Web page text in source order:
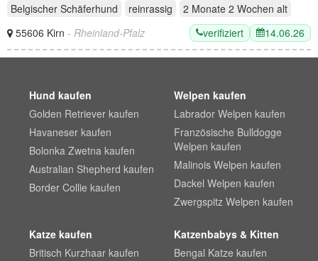
Belgischer Schäferhund reinrassig 2 Monate 2 Wochen alt
55606 Kirn - Rheinland-Pfalz verifiziert 14.06.26
Hund kaufen
Golden Retriever kaufen
Havaneser kaufen
Bolonka Zwetna kaufen
Australian Shepherd kaufen
Border Collie kaufen
Welpen kaufen
Labrador Welpen kaufen
Französische Bulldogge
Welpen kaufen
Malinois Welpen kaufen
Dackel Welpen kaufen
Zwergspitz Welpen kaufen
Katze kaufen
Britisch Kurzhaar kaufen
Katzenbabys & Kitten
Bengal Katze kaufen